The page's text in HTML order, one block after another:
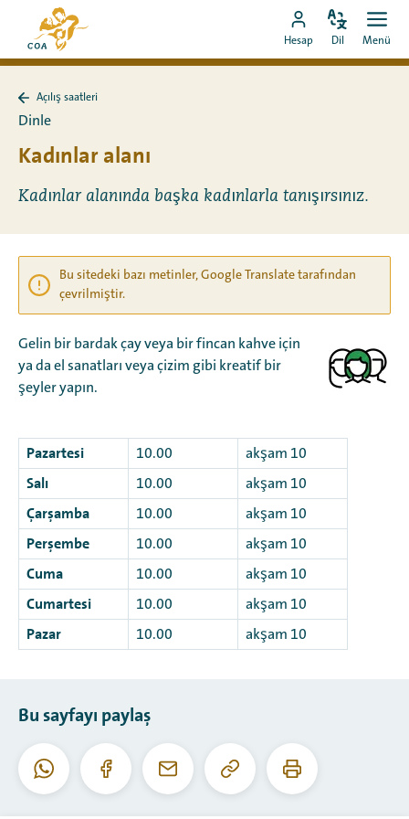
Doğrudan
içeriğe
git
MyCOA
ana
sayfasına
MyCOA
hesabına
Hesap
Dili
Dil
Aç
Menü
Açılış
saatleri
geri
Açılış saatleri
Dinle
Kadınlar alanı
Kadınlar alanında başka kadınlarla tanışırsınız.
Bu sitedeki bazı metinler, Google Translate tarafından
çevrilmiştir.
Gelin bir bardak çay veya bir fincan kahve için
ya da el sanatları veya çizim gibi kreatif bir
şeyler yapın.
Pazartesi 10.00 akşam 10
Salı 10.00 akşam 10
Çarşamba 10.00 akşam 10
Perşembe 10.00 akşam 10
Cuma 10.00 akşam 10
Cumartesi 10.00 akşam 10
Pazar 10.00 akşam 10
Bu sayfayı paylaş
WhatsappFacebookE-
Bu
URL'yi
Bu
sayfayı